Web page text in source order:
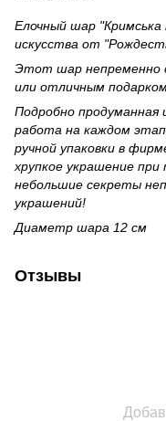
Елочный шар "Кримська
искусства от
Этот шар непременно
или отличным
Подробно продуманная
работа на каждом
ручной упаковки в
хрупкое украшение
небольшие секреты
украшений!
Диаметр шара 12 см
Отзывы